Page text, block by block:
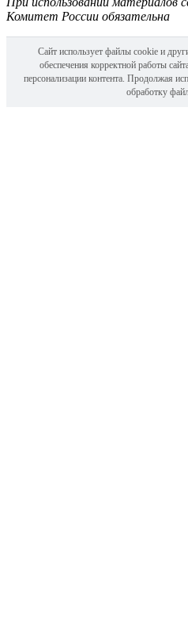
Комитет России обязательна
Сайт использует файлы cookie и
обеспечения корректной работы
персонализации контента. Продолжая
обработку